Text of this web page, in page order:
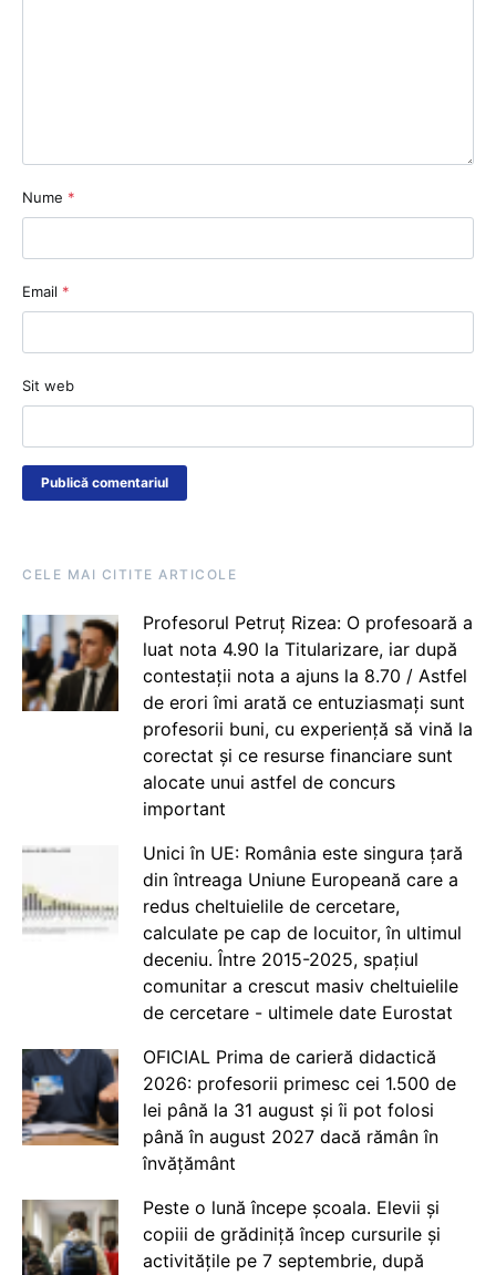
Nume *
Email *
Sit web
CELE MAI CITITE ARTICOLE
Profesorul Petruț Rizea: O profesoară a
luat nota 4.90 la Titularizare, iar după
contestații nota a ajuns la 8.70 / Astfel
de erori îmi arată ce entuziasmați sunt
profesorii buni, cu experiență să vină la
corectat și ce resurse financiare sunt
alocate unui astfel de concurs
important
Unici în UE: România este singura țară
din întreaga Uniune Europeană care a
redus cheltuielile de cercetare,
calculate pe cap de locuitor, în ultimul
deceniu. Între 2015-2025, spațiul
comunitar a crescut masiv cheltuielile
de cercetare - ultimele date Eurostat
OFICIAL Prima de carieră didactică
2026: profesorii primesc cei 1.500 de
lei până la 31 august și îi pot folosi
până în august 2027 dacă rămân în
învățământ
Peste o lună începe școala. Elevii și
copiii de grădiniță încep cursurile și
activitățile pe 7 septembrie, după